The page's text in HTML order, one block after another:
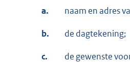
a. naam en adres
b. de dagtekening;
c. de gewenste